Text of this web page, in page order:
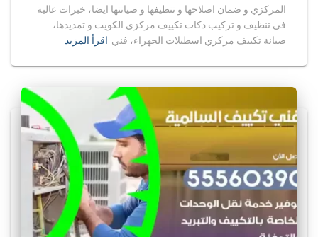
المركزي و ضمان اصلاحها و تنظيفها و صيانتها ايضا، خبرات عالية
في تنظيف و تركيب دكات تكييف مركزي الكويت و تمديدها،
صيانة تكييف مركزي اسطبلات الجهراء، فني اقرأ المزيد